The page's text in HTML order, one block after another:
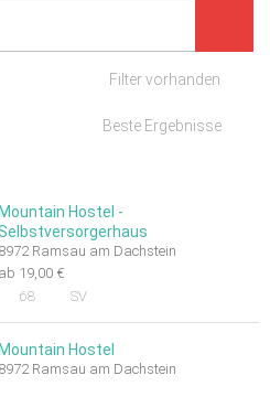
Filter vorhanden
Beste Ergebnisse
Mountain Hostel -
8972 Ramsau am Dachstein
ab 19,00 €
68
SV
Mountain Hostel
8972 Ramsau am Dachstein